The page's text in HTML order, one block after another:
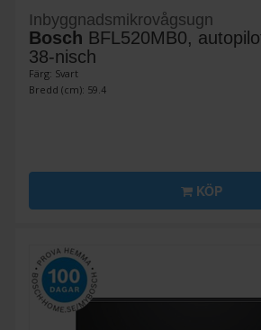
Inbyggnadsmikrovågsugn
Bosch BFL520MB0,
38-nisch
Färg: Svart
Bredd (cm): 59.4
KÖP